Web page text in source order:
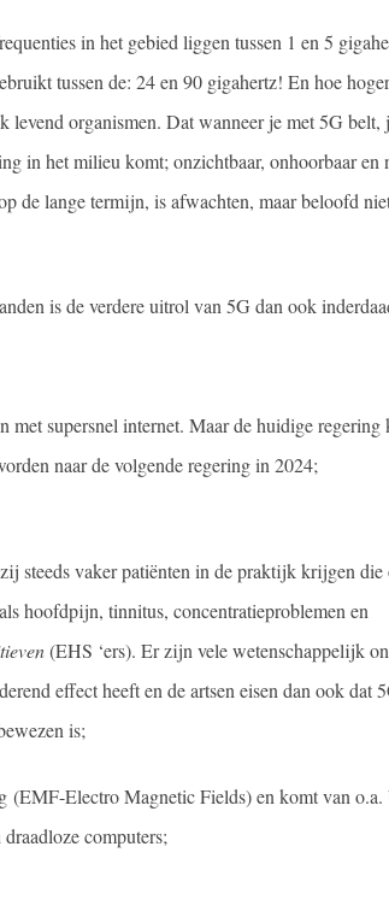
in het gebied liggen tussen 1 en 5
tussen de: 24 en 90 gigahertz! En hoe
levend organismen. Dat wanneer je met 5G belt,
in het milieu komt; onzichtbaar, onhoorbaar en
de lange termijn, is afwachten, maar beloofd
is de verdere uitrol van 5G dan ook
met supersnel internet. Maar de huidige
naar de volgende regering in 2024;
steeds vaker patiënten in de praktijk krijgen die
hoofdpijn, tinnitus, concentratieproblemen en
(EHS ‘ers). Er zijn vele wetenschappelijk
effect heeft en de artsen eisen dan ook dat
is;
(EMF-Electro Magnetic Fields) en komt van
computers;